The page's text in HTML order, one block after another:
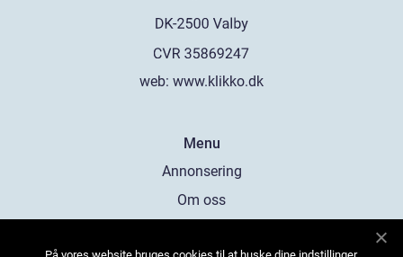
web: www.klikko.dk
Menu
Annonsering
Om oss